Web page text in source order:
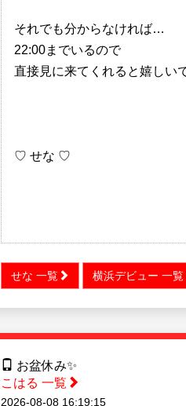
それでも分からなければ…
22:00までいるので
直接見に来てくれると嬉しい
♡ せな ♡
せな 一覧 横浜デビュー 一覧
お盆休み✨
こはる 一覧
2026-08-08 16:19:15